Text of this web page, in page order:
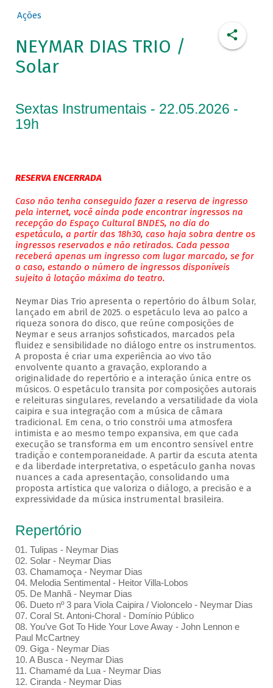
Ações
NEYMAR DIAS TRIO /
Solar
Sextas Instrumentais - 22.05.2026 -
19h
RESERVA ENCERRADA
Caso não tenha conseguido fazer a reserva de ingresso
pela internet, você ainda pode encontrar ingressos na
recepção do Espaço Cultural BNDES, no dia do
espetáculo, a partir das 18h30, caso haja sobra dentre os
ingressos reservados e não retirados. Cada pessoa
receberá apenas um ingresso com lugar marcado, se for
o caso, estando o número de ingressos disponíveis
sujeito à lotação máxima do teatro.
Neymar Dias Trio apresenta o repertório do álbum Solar,
lançado em abril de 2025. o espetáculo leva ao palco a
riqueza sonora do disco, que reúne composições de
Neymar e seus arranjos sofisticados, marcados pela
fluidez e sensibilidade no diálogo entre os instrumentos.
A proposta é criar uma experiência ao vivo tão
envolvente quanto a gravação, explorando a
originalidade do repertório e a interação única entre os
músicos. O espetáculo transita por composições autorais
e releituras singulares, revelando a versatilidade da viola
caipira e sua integração com a música de câmara
tradicional. Em cena, o trio constrói uma atmosfera
intimista e ao mesmo tempo expansiva, em que cada
execução se transforma em um encontro sensível entre
tradição e contemporaneidade. A partir da escuta atenta
e da liberdade interpretativa, o espetáculo ganha novas
nuances a cada apresentação, consolidando uma
proposta artística que valoriza o diálogo, a precisão e a
expressividade da música instrumental brasileira.
Repertório
01. Tulipas - Neymar Dias
02. Solar - Neymar Dias
03. Chamamoça - Neymar Dias
04. Melodia Sentimental - Heitor Villa-Lobos
05. De Manhã - Neymar Dias
06. Dueto nº 3 para Viola Caipira / Violoncelo - Neymar Dias
07. Coral St. Antoni-Choral - Domínio Público
08. You’ve Got To Hide Your Love Away - John Lennon e
Paul McCartney
09. Giga - Neymar Dias
10. A Busca - Neymar Dias
11. Chamamé da Lua - Neymar Dias
12. Ciranda - Neymar Dias